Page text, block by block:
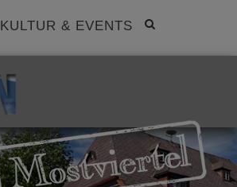
Site
toggle
KULTUR & EVENTS